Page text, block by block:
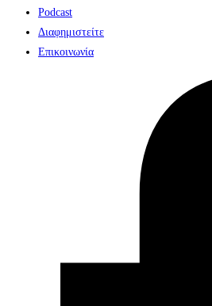
Podcast
Διαφημιστείτε
Επικοινωνία